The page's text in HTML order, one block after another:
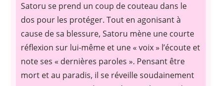
Satoru se prend un coup de couteau dans le
dos pour les protéger. Tout en agonisant à
cause de sa blessure, Satoru mène une courte
réflexion sur lui-même et une « voix » l’écoute et
note ses « dernières paroles ». Pensant être
mort et au paradis, il se réveille soudainement